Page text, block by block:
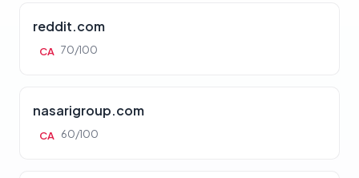
reddit.com
CA 70/100
nasarigroup.com
CA 60/100